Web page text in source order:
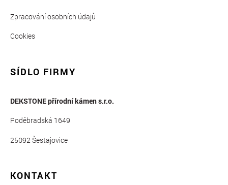
Zpracování osobních údajů
Cookies
SÍDLO FIRMY
DEKSTONE přírodní kámen s.r.o.
Poděbradská 1649
25092 Šestajovice
KONTAKT